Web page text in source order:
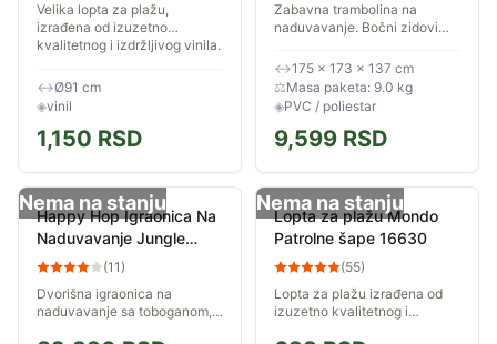
Velika lopta za plažu,
izrađena od izuzetno
kvalitetnog i izdržljivog vinila.
91cm, a namenjena je deci
starijoj od tri...
↔Ø91 cm
◈vinil
1,150 RSD
Zabavna trambolina na
naduvavanje. Bočni zidovi
istovremeno vam
omogućavaju da ih stalno
vidite. Ova trambolina se
može...
↔175 × 173 × 137 cm
⚖Masa paketa: 9.0 kg
◈PVC / poliestar
9,599 RSD
Nema na stanju
Happy Hop Igraonica Na
Naduvavanje Jungle
Giraffe Sa Toboganom
(11)
Dvorišna igraonica na
naduvavanje sa toboganom,
Nema na stanju
Lopta za plažu Mondo
Patrolne šape 16630
(55)
Lopta za plažu izrađena od
izuzetno kvalitetnog i